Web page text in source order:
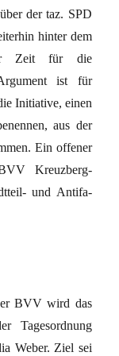
der taz. SPD
hinter dem
Zeit für die
ist für
Initiative, einen
aus der
Ein offener
Kreuzberg-
und Antifa-
BVV wird das
Tagesordnung
Weber. Ziel sei